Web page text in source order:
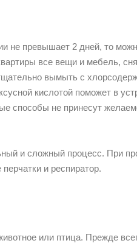
не превышает 2 дней, то
все вещи и мебель,
вымыть с
кислотой поможет в
способы не принесут
и сложный процесс. При
и респиратор.
или птица. Прежде